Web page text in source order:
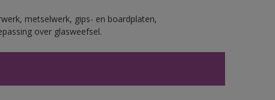
metselwerk, gips- en boardplaten,
over glasweefsel.